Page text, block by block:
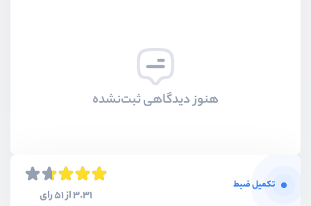
هنوز دیدگاهی ثبت‌نشده
تکمیل ضبط
3.31 از 51 رای